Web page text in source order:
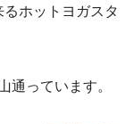
ホットヨガスタ
通っています。